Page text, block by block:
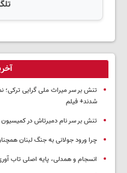
شدند+ فیلم
تنش بر سر نام دمیرتاش در
چرا ورود جولانی به جنگ لبنان
انسجام و همدلی، پایه اصلی تاب